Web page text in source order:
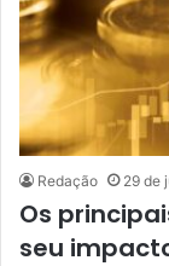
Redação 29 de
Os
seu